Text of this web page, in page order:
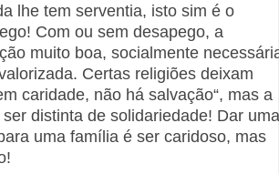
lhe tem serventia, isto sim é o
Com ou sem desapego, a
muito boa, socialmente
Certas religiões deixam
caridade, não há salvação“, mas a
distinta de solidariedade! Dar uma
uma família é ser caridoso, mas